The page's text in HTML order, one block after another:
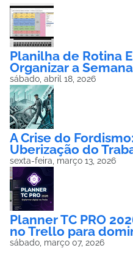
Planilha de Rotina
Organizar a Semana
sábado, abril 18, 2026
A Crise do
Uberização do
sexta-feira, março 13, 2026
Planner TC PRO
no Trello para
sábado, março 07, 2026